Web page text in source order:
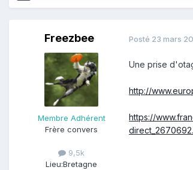
Freezbee
Membre Adhérent
Frère convers
9,5k
Lieu:Bretagne
Posté 23 mars
Une prise
http://
https://